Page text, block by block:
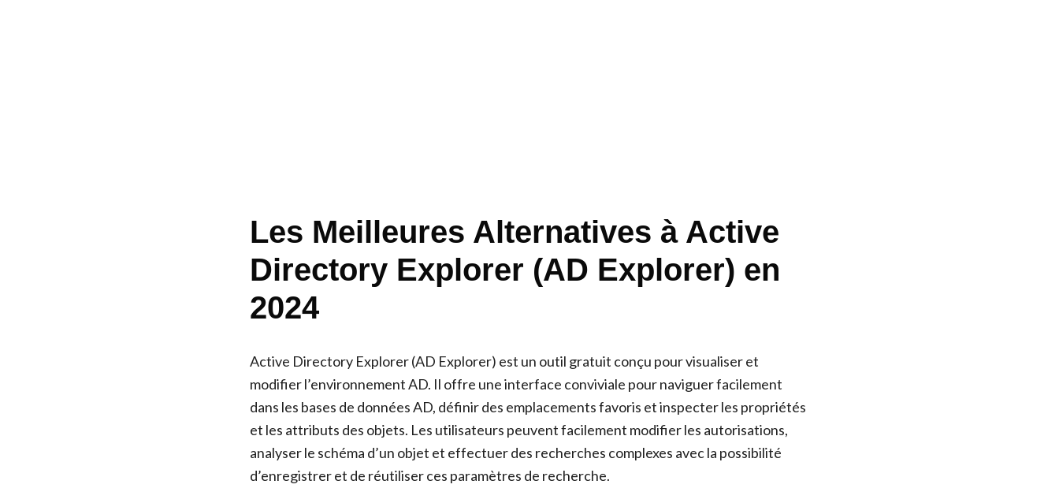
Les Meilleures Alternatives à Active
Directory Explorer (AD Explorer) en
2024
Active Directory Explorer (AD Explorer) est un outil gratuit conçu pour visualiser et
modifier l’environnement AD. Il offre une interface conviviale pour naviguer facilement
dans les bases de données AD, définir des emplacements favoris et inspecter les propriétés
et les attributs des objets. Les utilisateurs peuvent facilement modifier les autorisations,
analyser le schéma d’un objet et effectuer des recherches complexes avec la possibilité
d’enregistrer et de réutiliser ces paramètres de recherche.